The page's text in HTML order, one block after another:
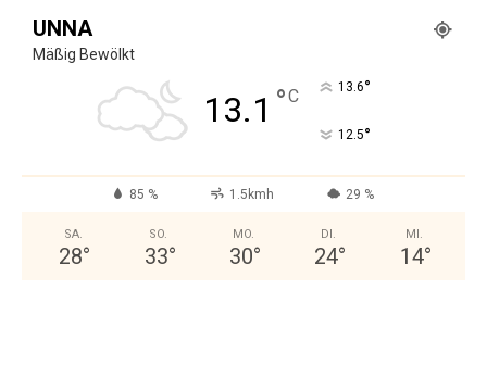
UNNA
Mäßig Bewölkt
13.1 °C 13.6°
12.5°
85 % 1.5kmh 29 %
SA.
28°
SO.
33°
MO.
30°
DI.
24°
MI.
14°